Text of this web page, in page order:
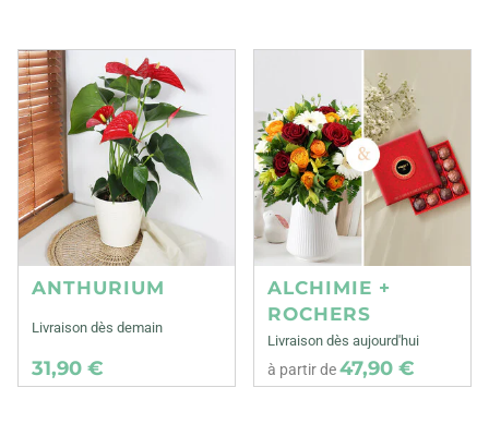
ANTHURIUM
Livraison dès demain
31,90 €
ALCHIMIE +
ROCHERS
Livraison dès aujourd'hui
à partir de47,90 €